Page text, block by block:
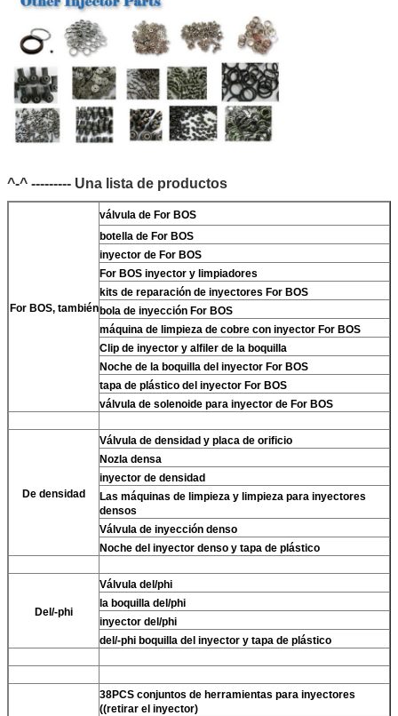
^-^ --------- Una lista de productos
For BOS, también
válvula de For BOS
botella de For BOS
inyector de For BOS
For BOS inyector y limpiadores
kits de reparación de inyectores For BOS
bola de inyección For BOS
máquina de limpieza de cobre con inyector For BOS
Clip de inyector y alfiler de la boquilla
Noche de la boquilla del inyector For BOS
tapa de plástico del inyector For BOS
válvula de solenoide para inyector de For BOS
De densidad
Válvula de densidad y placa de orificio
Nozla densa
inyector de densidad
Las máquinas de limpieza y limpieza para inyectores
densos
Válvula de inyección denso
Noche del inyector denso y tapa de plástico
Del/-phi
Válvula del/phi
la boquilla del/phi
inyector del/phi
del/-phi boquilla del inyector y tapa de plástico
38PCS conjuntos de herramientas para inyectores
((retirar el inyector)